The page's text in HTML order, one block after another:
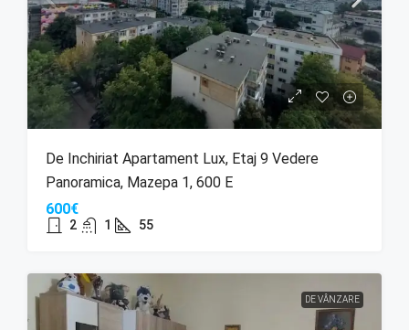
De Inchiriat Apartament Lux, Etaj 9 Vedere
Panoramica, Mazepa 1, 600 E
600€
2 1 55
DE VÂNZARE